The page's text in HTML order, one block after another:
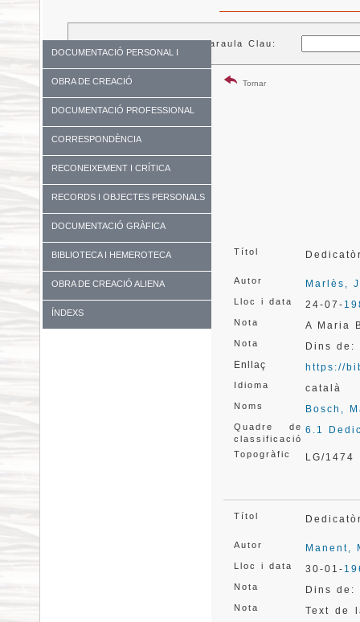
DOCUMENTACIÓ PERSONAL I
FAMILIAR
OBRA DE CREACIÓ
DOCUMENTACIÓ PROFESSIONAL
CORRESPONDÈNCIA
RECONEIXEMENT I CRÍTICA
RECORDS I OBJECTES PERSONALS
DOCUMENTACIÓ GRÀFICA
BIBLIOTECA I HEMEROTECA
OBRA DE CREACIÓ ALIENA
ÍNDEXS
Paraula Clau:
Tornar
Títol
Autor Marlès,
Lloc i data 24-07-
Nota A Maria
Nota
Dins de:
Enllaç
https://
Idioma català
Noms Bosch,
Quadre de
classificació
6.1
Topogràfic LG/1474
Títol
Autor Manent,
Lloc i data 30-01-
Nota Dins
Nota
Text de